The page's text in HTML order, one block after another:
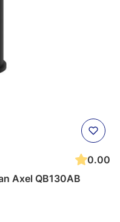
0.00
Axel QB130AB